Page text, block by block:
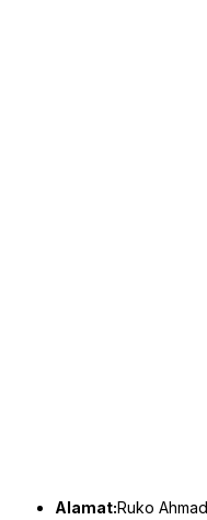
Alamat:Ruko